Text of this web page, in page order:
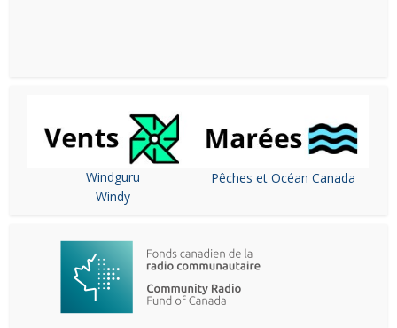
Windguru
Windy
Pêches et Océan Canada